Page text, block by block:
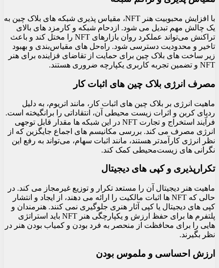
با افزایش محبوبیت هنر NFT، مقیاس پذیری شبکه های بلاک چین به
یک چالش مهم تبدیل می شود. ازدحام شبکه و کارمزد های بالای
تراکنش می‌تواند عملکرد روان بازارهای NFT را مختل کند و باعث
تاخیر و محدودیت دسترسی شود. راه‌حل‌ های مقیاس‌بندی و بهبود
زیر ساخت‌ های بلاک چین برای حمایت از تقاضای فزاینده برای هنر
NFT و تضمین تجربه کاربری یکپارچه ضروری هستند.
مصرف انرژی بلاک چین های اثبات کار
ماهیت انرژی بر بلاک چین های اثبات کار، مانند اتریوم، به دلیل
ردپای کربن و اثرات زیست محیطی آن، انتقاداتی را برانگیخته است.
فرآیند استخراج و تجارت NFT در این شبکه ها مقدار قابل توجهی
انرژی مصرف می کند. بررسی مکانیسم‌ های اجماع جایگزین که از
نظر انرژی کارآمدتر هستند، مانند اثبات سهام، می‌تواند به رفع این
نگرانی‌ های زیست‌محیطی کمک کند.
تکرارپذیری و کپی های دیجیتال
ماهیت هنر دیجیتال آن را مستعد تکرار و توزیع غیرمجاز می کند. در
حالی که NFT ها اثبات مالکیت را ارائه می دهند، از ایجاد و انتشار
کپی های دیجیتال یا کپی آثار هنری جلوگیری نمی کنند. هنرمندان و
پلتفرم‌ ها برای حفظ ارزش و یکپارچگی هنر NFT باید استراتژی‌
هایی را برای محافظت از منحصر به فرد بودن و کمیاب بودن هنر در
نظر بگیرند.
ارزش احساسی و ملموس بودن